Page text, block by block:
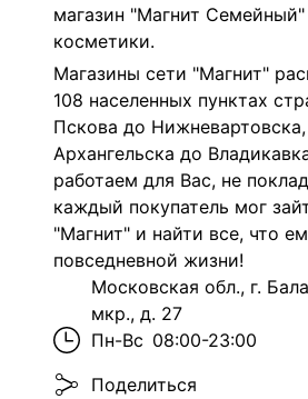
магазин "Магнит Семейный"
косметики.
Магазины сети "Магнит"
108 населенных пунктах
Пскова до Нижневартовска,
Архангельска до
работаем для Вас, не
каждый покупатель мог
"Магнит" и найти все, что
повседневной жизни!
Московская обл., г.
мкр., д. 27
Пн-Вс 08:00-23:00
Поделиться